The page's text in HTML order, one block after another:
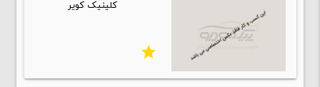
کلینیک کویر
star